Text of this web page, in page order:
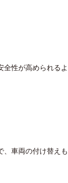
全性が高められる
、車両の付け替え